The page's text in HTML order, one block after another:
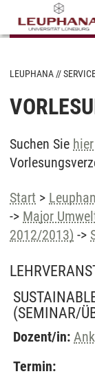
LEUPHANA
Suchen Sie hier
Start >
-> Major
2012/2013) ->
(SEMINAR/
Dozent/in:
Termin: